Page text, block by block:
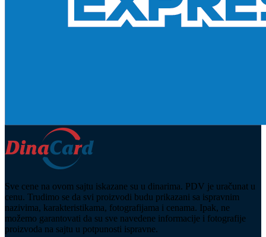
Sve cene na ovom sajtu iskazane su u dinarima. PDV je uračunat u
cenu. Trudimo se da svi proizvodi budu prikazani sa ispravnim
nazivima, karakteristikama, fotografijama i cenama. Ipak, ne
možemo garantovati da su sve navedene informacije i fotografije
proizvoda na sajtu u potpunosti ispravne.